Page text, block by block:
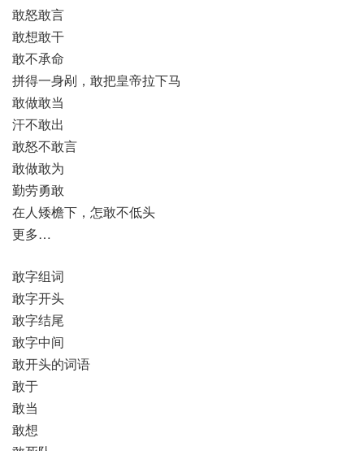
敢怒敢言
敢想敢干
敢不承命
拼得一身剐，敢把皇帝拉下马
敢做敢当
汗不敢出
敢怒不敢言
敢做敢为
勤劳勇敢
在人矮檐下，怎敢不低头
更多…
敢字组词
敢字开头
敢字结尾
敢字中间
敢开头的词语
敢于
敢当
敢想